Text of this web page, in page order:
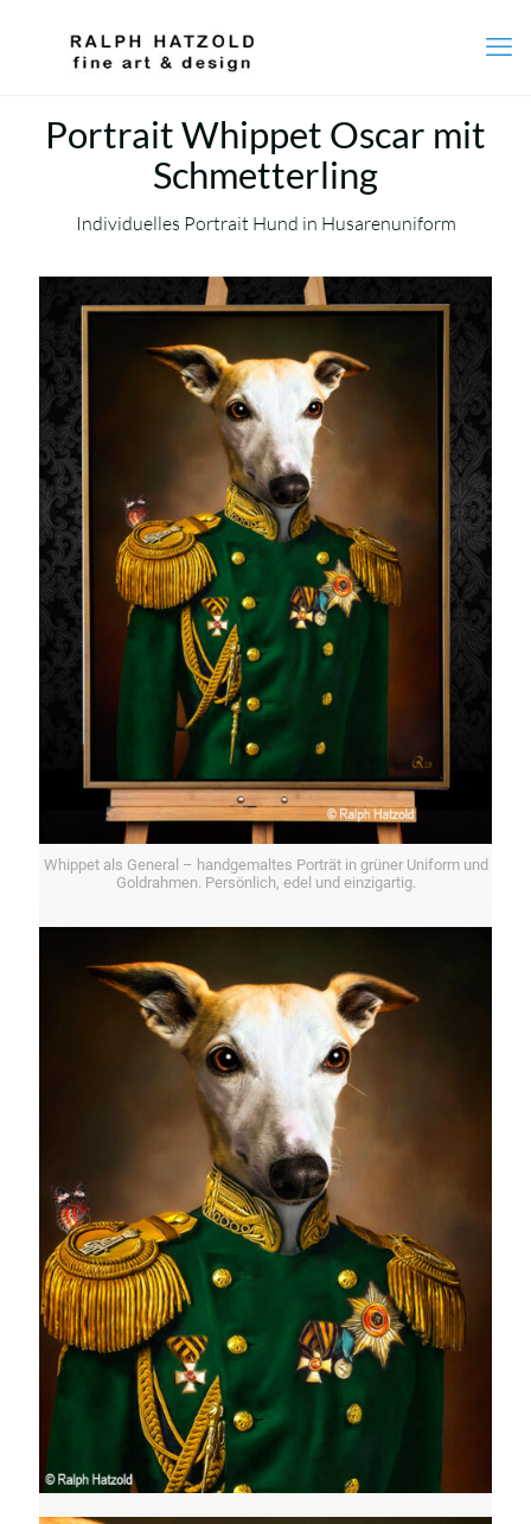
Portrait Whippet Oscar mit
Schmetterling
Individuelles Portrait Hund in Husarenuniform
Whippet als General – handgemaltes Porträt in grüner Uniform und
Goldrahmen. Persönlich, edel und einzigartig.